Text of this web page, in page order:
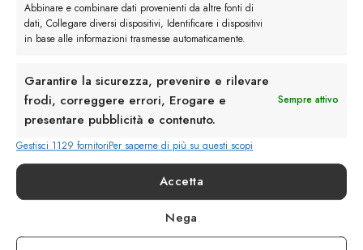
Abbinare e combinare dati provenienti da altre fonti di
dati, Collegare diversi dispositivi, Identificare i dispositivi
in base alle informazioni trasmesse automaticamente.
Garantire la sicurezza, prevenire e rilevare
frodi, correggere errori, Erogare e
presentare pubblicità e contenuto.
Sempre attivo
Gestisci 1129 fornitoriPer saperne di più su questi scopi
Accetta
Nega
Recensioni (1)
Rimani in contatto con noi